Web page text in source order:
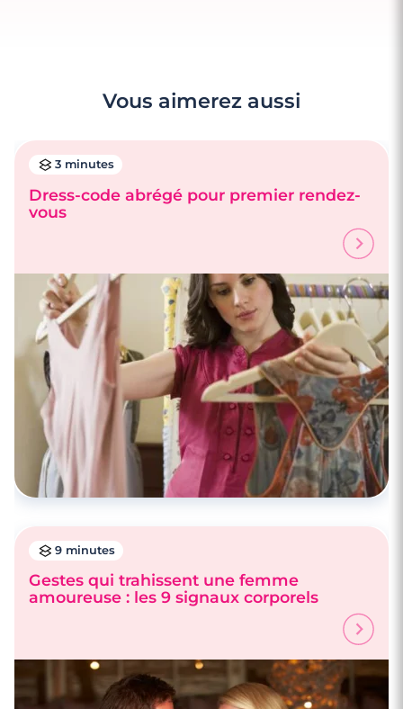
Vous aimerez aussi
3 minutes
Dress-code abrégé pour premier rendez-
vous
9 minutes
Gestes qui trahissent une femme
amoureuse : les 9 signaux corporels